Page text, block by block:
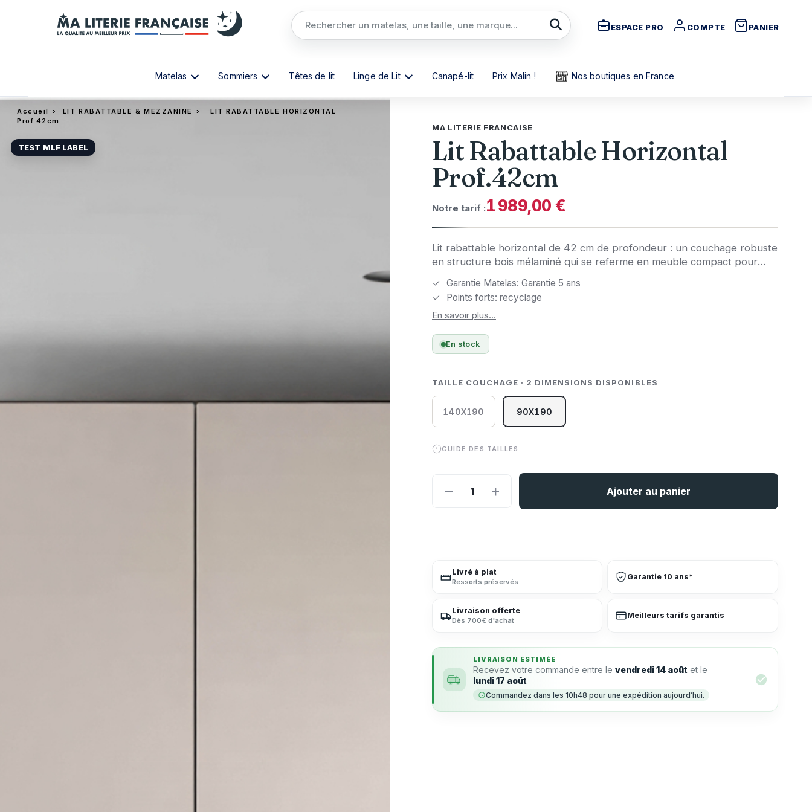
ESPACE PRO COMPTE PANIER
Matelas Sommiers Têtes de lit Linge de Lit Canapé-lit Prix Malin ! Nos boutiques en France
TEST MLF LABEL
Accueil › LIT RABATTABLE & MEZZANINE ›
LIT RABATTABLE HORIZONTAL
Prof.42cm
MA LITERIE FRANCAISE
Lit Rabattable Horizontal
Prof.42cm
Notre tarif :1 989,00 €
Lit rabattable horizontal de 42 cm de profondeur : un couchage robuste
en structure bois mélaminé qui se referme en meuble compact pour
Garantie Matelas: Garantie 5 ans
Points forts: recyclage
En savoir plus...
En stock
TAILLE COUCHAGE · 2 DIMENSIONS DISPONIBLES
140X190 90X190
GUIDE DES TAILLES
− 1 + Ajouter au panier
LIVRAISON ESTIMÉE
Recevez votre commande entre le vendredi 14 août et le
lundi 17 août
Commandez dans les 10h48 pour une expédition aujourd’hui.
Livré à plat
Ressorts préservés
Garantie 10 ans*
Livraison offerte
Dès 700€ d'achat
Meilleurs tarifs garantis